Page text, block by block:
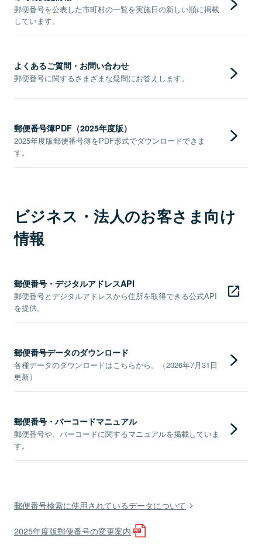
郵便番号を公表した市町村の一覧を実施日の新しい順に掲載
しています。
よくあるご質問・お問い合わせ
郵便番号に関するさまざまな疑問にお答えします。
郵便番号簿PDF（2025年度版）
2025年度版郵便番号簿をPDF形式でダウンロードできま
す。
ビジネス・法人のお客さま向け
情報
郵便番号・デジタルアドレスAPI
郵便番号とデジタルアドレスから住所を取得できる公式API
を提供。
郵便番号データのダウンロード
各種データのダウンロードはこちらから。（2026年7月31日
更新）
郵便番号・バーコードマニュアル
郵便番号や、バーコードに関するマニュアルを掲載していま
す。
郵便番号検索に使用されているデータについて
2025年度版郵便番号の変更案内